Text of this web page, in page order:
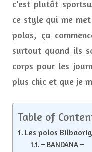
c’est plutôt
ce style qui me
polos, ça
surtout quand ils
corps pour les
plus chic et que je
Table of
Les polos
– BANDANA –